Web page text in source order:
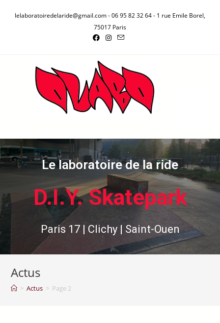
lelaboratoiredelaride@gmail.com - 06 95 82 32 64 - 1 rue Emile Borel,
75017 Paris
Le laboratoire de la ride
D.I.Y. Skatepark
Paris 17 | Clichy | Saint-Ouen
Actus
> Actus > Page 2